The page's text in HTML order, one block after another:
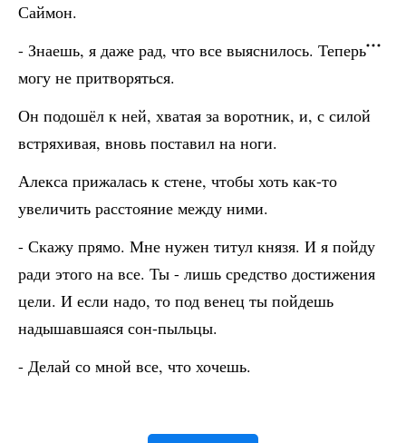
Саймон.
- Знаешь, я даже рад, что все выяснилось. Теперь
могу не притворяться.
Он подошёл к ней, хватая за воротник, и, с силой
встряхивая, вновь поставил на ноги.
Алекса прижалась к стене, чтобы хоть как-то
увеличить расстояние между ними.
- Скажу прямо. Мне нужен титул князя. И я пойду
ради этого на все. Ты - лишь средство достижения
цели. И если надо, то под венец ты пойдешь
надышавшаяся сон-пыльцы.
- Делай со мной все, что хочешь.